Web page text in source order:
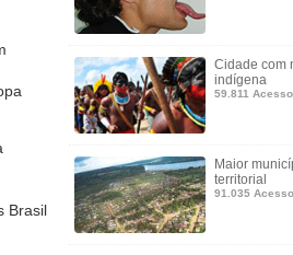
Brasil
Cidade com
indígena
59.811
Maior
territorial
91.035